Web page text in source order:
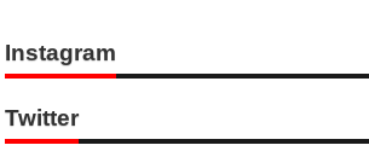
Instagram
Twitter